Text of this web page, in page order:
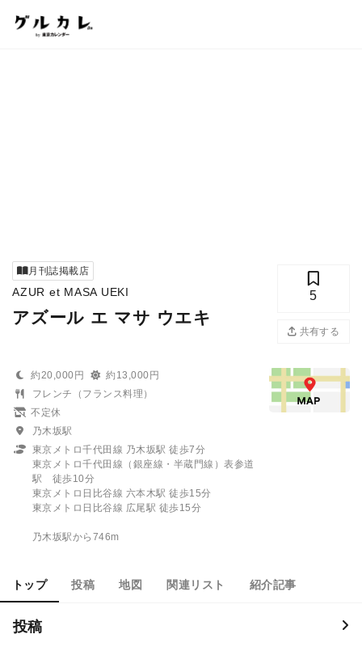
月刊誌掲載店
AZUR et MASA UEKI
アズール エ マサ ウエキ
5
共有する
約20,000円
約13,000円
フレンチ（フランス料理）
不定休
乃木坂駅
東京メトロ千代田線 乃木坂駅 徒歩7分
東京メトロ千代田線（銀座線・半蔵門線）表参道
駅 徒歩10分
東京メトロ日比谷線 六本木駅 徒歩15分
東京メトロ日比谷線 広尾駅 徒歩15分
乃木坂駅から746m
トップ 投稿 地図 関連リスト 紹介記事
投稿